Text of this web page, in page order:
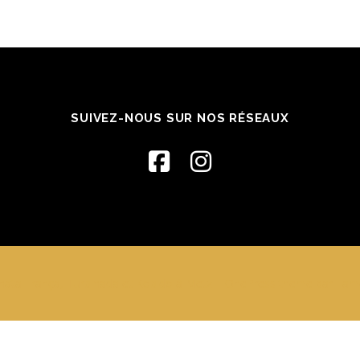
SUIVEZ-NOUS SUR NOS RÉSEAUX